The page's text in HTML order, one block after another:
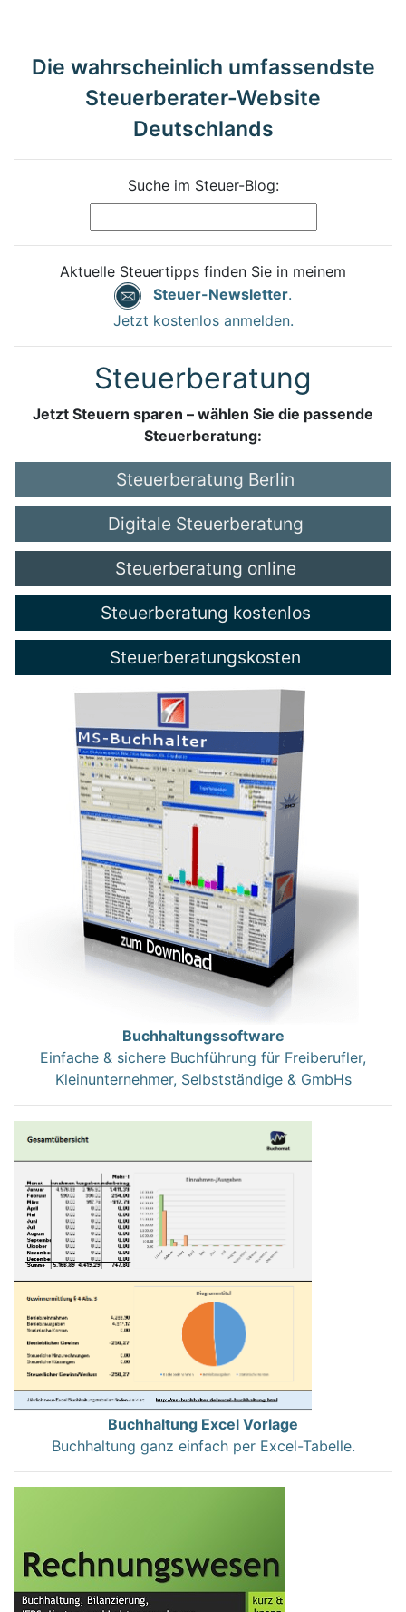
Die wahrscheinlich umfassendste
Steuerberater-Website
Deutschlands
Suche im Steuer-Blog:
Aktuelle Steuertipps finden Sie in meinem
Steuer-Newsletter.
Jetzt kostenlos anmelden.
Steuerberatung
Jetzt Steuern sparen – wählen Sie die passende
Steuerberatung:
Steuerberatung Berlin
Digitale Steuerberatung
Steuerberatung online
Steuerberatung kostenlos
Steuerberatungskosten
Buchhaltungssoftware
Einfache & sichere Buchführung für Freiberufler,
Kleinunternehmer, Selbstständige & GmbHs
Buchhaltung Excel Vorlage
Buchhaltung ganz einfach per Excel-Tabelle.